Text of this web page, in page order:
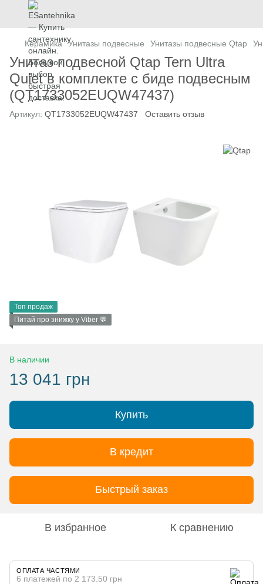
Керамика Унитазы подвесные Унитазы подвесные Qtap
Унитаз подвесной Qtap Tern Ultra
Quiet в комплекте с биде подвесным
(QT1733052EUQW47437)
Артикул: QT1733052EUQW47437 Оставить отзыв
Топ продаж
Питай про знижку у Viber 💬
В наличии
13 041 грн
Купить
В кредит
Быстрый заказ
В избранное К сравнению
ОПЛАТА ЧАСТЯМИ
6 платежей по 2 173.50 грн